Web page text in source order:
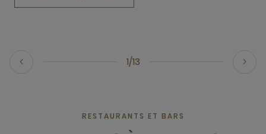
1/13
RESTAURANTS ET BARS